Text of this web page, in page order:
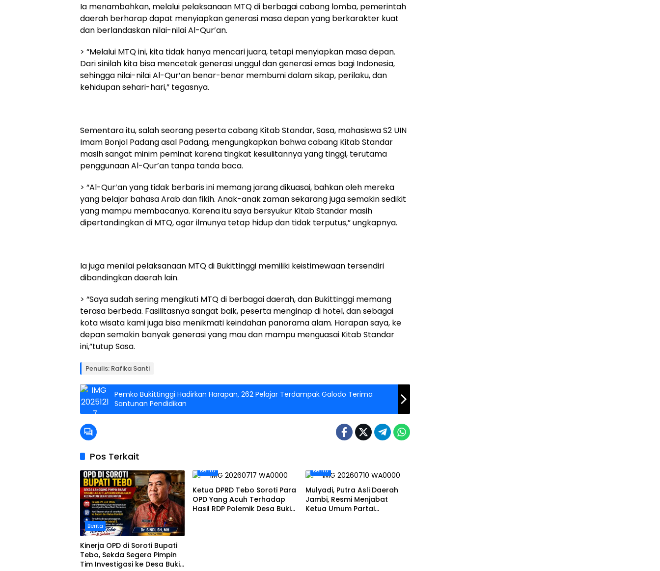
Ia menambahkan, melalui pelaksanaan MTQ di berbagai cabang lomba, pemerintah
daerah berharap dapat menyiapkan generasi masa depan yang berkarakter kuat
dan berlandaskan nilai-nilai Al-Qur’an.
> “Melalui MTQ ini, kita tidak hanya mencari juara, tetapi menyiapkan masa depan.
Dari sinilah kita bisa mencetak generasi unggul dan generasi emas bagi Indonesia,
sehingga nilai-nilai Al-Qur’an benar-benar membumi dalam sikap, perilaku, dan
kehidupan sehari-hari,” tegasnya.
Sementara itu, salah seorang peserta cabang Kitab Standar, Sasa, mahasiswa S2 UIN
Imam Bonjol Padang asal Padang, mengungkapkan bahwa cabang Kitab Standar
masih sangat minim peminat karena tingkat kesulitannya yang tinggi, terutama
penggunaan Al-Qur’an tanpa tanda baca.
> “Al-Qur’an yang tidak berbaris ini memang jarang dikuasai, bahkan oleh mereka
yang belajar bahasa Arab dan fikih. Anak-anak zaman sekarang juga semakin sedikit
yang mampu membacanya. Karena itu saya bersyukur Kitab Standar masih
dipertandingkan di MTQ, agar ilmunya tetap hidup dan tidak terputus,” ungkapnya.
Ia juga menilai pelaksanaan MTQ di Bukittinggi memiliki keistimewaan tersendiri
dibandingkan daerah lain.
> “Saya sudah sering mengikuti MTQ di berbagai daerah, dan Bukittinggi memang
terasa berbeda. Fasilitasnya sangat baik, peserta menginap di hotel, dan sebagai
kota wisata kami juga bisa menikmati keindahan panorama alam. Harapan saya, ke
depan semakin banyak generasi yang mau dan mampu menguasai Kitab Standar
ini,”tutup Sasa.
Penulis: Rafika Santi
Pemko Bukittinggi Hadirkan Harapan, 262 Pelajar Terdampak Galodo Terima
Santunan Pendidikan
Pos Terkait
Berita
Kinerja OPD di Soroti Bupati
Tebo, Sekda Segera Pimpin
Tim Investigasi ke Desa Bukit
Berita
Ketua DPRD Tebo Soroti Para
OPD Yang Acuh Terhadap
Hasil RDP Polemik Desa Bukit
Berita
Mulyadi, Putra Asli Daerah
Jambi, Resmi Menjabat
Ketua Umum Partai